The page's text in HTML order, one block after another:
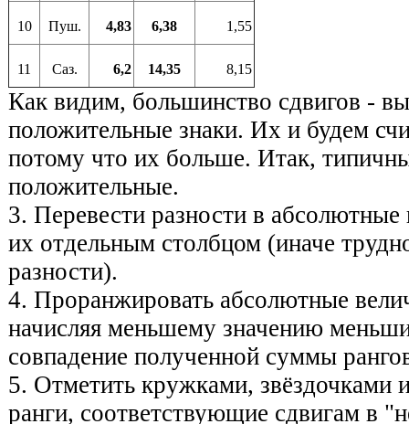
10 Пуш. 4,83 6,38 1,55
11 Саз. 6,2 14,35 8,15
Как видим, большинство сдвигов -
положительные знаки. Их и будем
потому что их больше. Итак,
положительные.
3. Перевести разности в абсолютные
их отдель­ным столбцом (иначе
разности).
4. Проранжировать абсолютные
начисляя мень­шему значению
совпадение полученной суммы
5. Отметить кружками, звёздочками
ранги, соответствующие сдвигам в